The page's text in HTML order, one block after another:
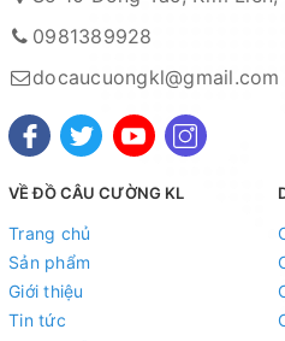
0981389928
docaucuongkl@gmail.com
VỀ ĐỒ CÂU CƯỜNG KL
Trang chủ
Sản phẩm
Giới thiệu
Tin tức